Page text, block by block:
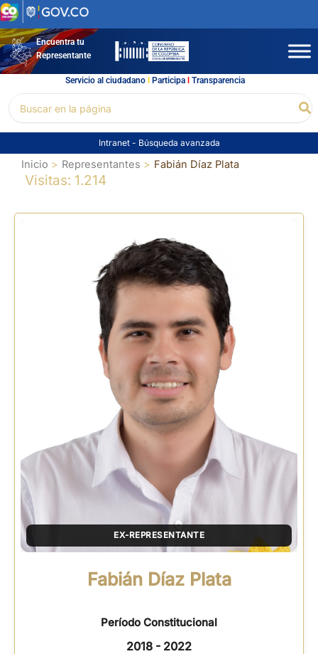
Ir
al
contenidoEncuentra tu
Representante
Servicio al ciudadano l Participal Transparencia
por:
Intranet - Búsqueda avanzada
Inicio Representantes Fabián Díaz Plata
Visitas: 1.214
EX-REPRESENTANTE
Fabián Díaz Plata
Período Constitucional
2018 - 2022